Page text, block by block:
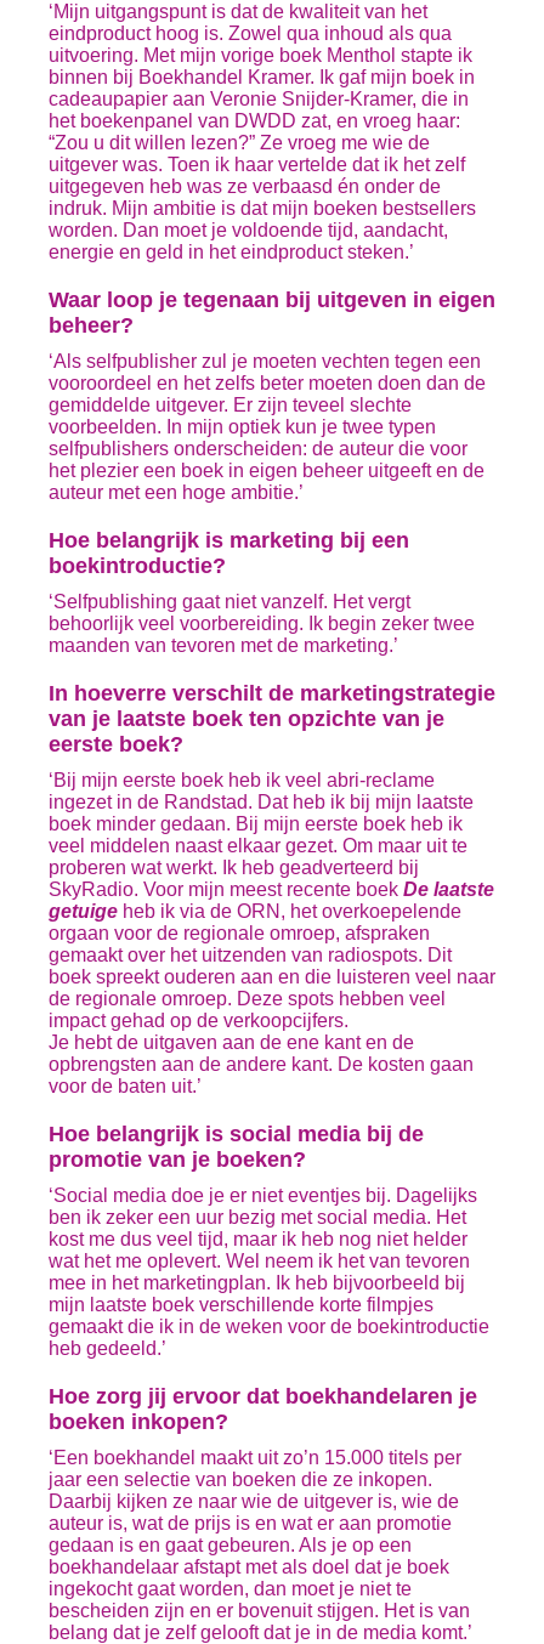
‘Mijn uitgangspunt is dat de kwaliteit van het
eindproduct hoog is. Zowel qua inhoud als qua
uitvoering. Met mijn vorige boek Menthol stapte ik
binnen bij Boekhandel Kramer. Ik gaf mijn boek in
cadeaupapier aan Veronie Snijder-Kramer, die in
het boekenpanel van DWDD zat, en vroeg haar:
“Zou u dit willen lezen?” Ze vroeg me wie de
uitgever was. Toen ik haar vertelde dat ik het zelf
uitgegeven heb was ze verbaasd én onder de
indruk. Mijn ambitie is dat mijn boeken bestsellers
worden. Dan moet je voldoende tijd, aandacht,
energie en geld in het eindproduct steken.’
Waar loop je tegenaan bij uitgeven in eigen
beheer?
‘Als selfpublisher zul je moeten vechten tegen een
vooroordeel en het zelfs beter moeten doen dan de
gemiddelde uitgever. Er zijn teveel slechte
voorbeelden. In mijn optiek kun je twee typen
selfpublishers onderscheiden: de auteur die voor
het plezier een boek in eigen beheer uitgeeft en de
auteur met een hoge ambitie.’
Hoe belangrijk is marketing bij een
boekintroductie?
‘Selfpublishing gaat niet vanzelf. Het vergt
behoorlijk veel voorbereiding. Ik begin zeker twee
maanden van tevoren met de marketing.’
In hoeverre verschilt de marketingstrategie
van je laatste boek ten opzichte van je
eerste boek?
‘Bij mijn eerste boek heb ik veel abri-reclame
ingezet in de Randstad. Dat heb ik bij mijn laatste
boek minder gedaan. Bij mijn eerste boek heb ik
veel middelen naast elkaar gezet. Om maar uit te
proberen wat werkt. Ik heb geadverteerd bij
SkyRadio. Voor mijn meest recente boek De laatste
getuige heb ik via de ORN, het overkoepelende
orgaan voor de regionale omroep, afspraken
gemaakt over het uitzenden van radiospots. Dit
boek spreekt ouderen aan en die luisteren veel naar
de regionale omroep. Deze spots hebben veel
impact gehad op de verkoopcijfers.
Je hebt de uitgaven aan de ene kant en de
opbrengsten aan de andere kant. De kosten gaan
voor de baten uit.’
Hoe belangrijk is social media bij de
promotie van je boeken?
‘Social media doe je er niet eventjes bij. Dagelijks
ben ik zeker een uur bezig met social media. Het
kost me dus veel tijd, maar ik heb nog niet helder
wat het me oplevert. Wel neem ik het van tevoren
mee in het marketingplan. Ik heb bijvoorbeeld bij
mijn laatste boek verschillende korte filmpjes
gemaakt die ik in de weken voor de boekintroductie
heb gedeeld.’
Hoe zorg jij ervoor dat boekhandelaren je
boeken inkopen?
‘Een boekhandel maakt uit zo’n 15.000 titels per
jaar een selectie van boeken die ze inkopen.
Daarbij kijken ze naar wie de uitgever is, wie de
auteur is, wat de prijs is en wat er aan promotie
gedaan is en gaat gebeuren. Als je op een
boekhandelaar afstapt met als doel dat je boek
ingekocht gaat worden, dan moet je niet te
bescheiden zijn en er bovenuit stijgen. Het is van
belang dat je zelf gelooft dat je in de media komt.’